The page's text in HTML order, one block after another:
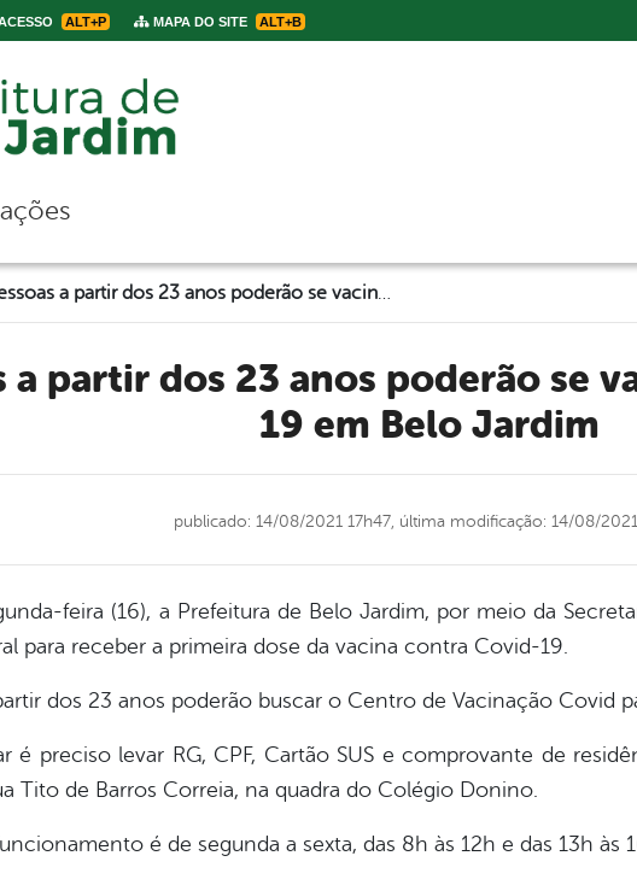
ALT+P MAPA DO SITE ALT+B
19 em Belo Jardim
publicado: 14/08/2021 17h47, última modificação: 14/08/
feira (16), a Prefeitura de Belo Jardim, por meio da
para receber a primeira dose da vacina contra Covid-19.
dos 23 anos poderão buscar o Centro de Vacinação Covid
é preciso levar RG, CPF, Cartão SUS e comprovante de
Tito de Barros Correia, na quadra do Colégio Donino.
é de segunda a sexta, das 8h às 12h e das 13h às